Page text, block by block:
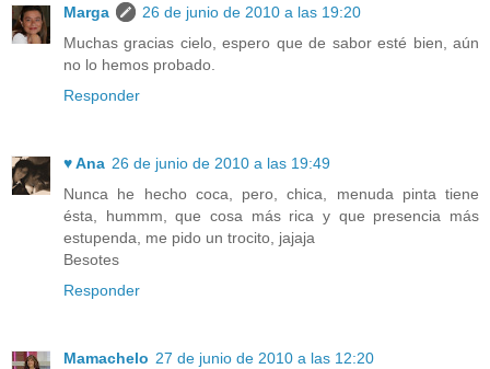
Marga
26 de junio de 2010 a las 19:20
Muchas gracias cielo, espero que de sabor esté bien, aún
no lo hemos probado.
Responder
♥ Ana 26 de junio de 2010 a las 19:49
Nunca he hecho coca, pero, chica, menuda pinta tiene
ésta, hummm, que cosa más rica y que presencia más
estupenda, me pido un trocito, jajaja
Besotes
Responder
Mamachelo 27 de junio de 2010 a las 12:20